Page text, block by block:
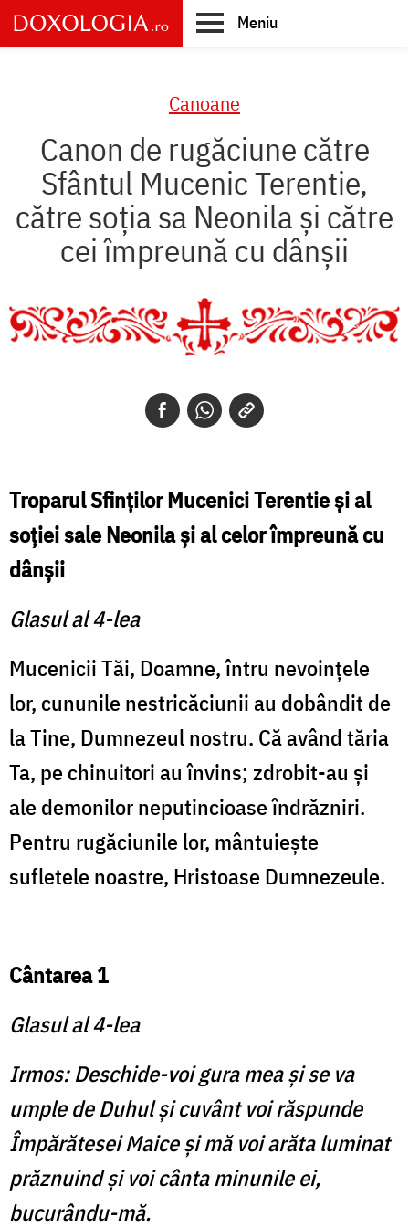
Skip
to
main
Meniu
Canoane
Canon de rugăciune către
Sfântul Mucenic Terentie,
către soţia sa Neonila şi către
cei împreună cu dânşii
Troparul Sfinţilor Mucenici Terentie şi al
soţiei sale Neonila şi al celor împreună cu
dânşii
Glasul al 4-lea
Mucenicii Tăi, Doamne, întru nevoinţele
lor, cununile nestricăciunii au dobândit de
la Tine, Dumnezeul nostru. Că având tăria
Ta, pe chinuitori au învins; zdrobit-au şi
ale demonilor neputincioase îndrăzniri.
Pentru rugăciunile lor, mântuieşte
sufletele noastre, Hristoase Dumnezeule.
Cântarea 1
Glasul al 4-lea
Irmos: Deschide-voi gura mea şi se va
umple de Duhul şi cuvânt voi răspunde
Împără­tesei Maice şi mă voi arăta luminat
prăznuind şi voi cânta minunile ei,
bucurându-mă.